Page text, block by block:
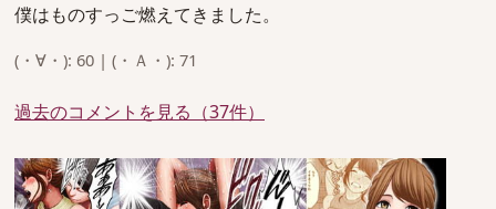
僕はものすっご燃えてきました。
(・∀・): 60 | (・Ａ・): 71
過去のコメントを見る（37件）